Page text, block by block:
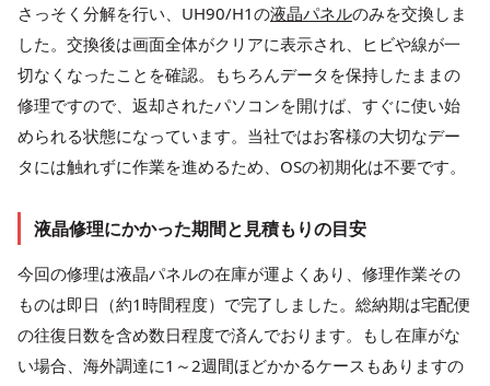
さっそく分解を行い、UH90/H1の液晶パネルのみを交換しま
した。交換後は画面全体がクリアに表示され、ヒビや線が一
切なくなったことを確認。もちろんデータを保持したままの
修理ですので、返却されたパソコンを開けば、すぐに使い始
められる状態になっています。当社ではお客様の大切なデー
タには触れずに作業を進めるため、OSの初期化は不要です。
液晶修理にかかった期間と見積もりの目安
今回の修理は液晶パネルの在庫が運よくあり、修理作業その
ものは即日（約1時間程度）で完了しました。総納期は宅配便
の往復日数を含め数日程度で済んでおります。もし在庫がな
い場合、海外調達に1～2週間ほどかかるケースもありますの